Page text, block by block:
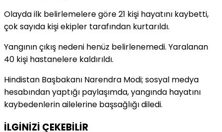
Olayda ilk belirlemelere göre 21 kişi hayatını kaybetti,
çok sayıda kişi ekipler tarafından kurtarıldı.
Yangının çıkış nedeni henüz belirlenemedi. Yaralanan
40 kişi hastanelere kaldırıldı.
Hindistan Başbakanı Narendra Modi; sosyal medya
hesabından yaptığı paylaşımda, yangında hayatını
kaybedenlerin ailelerine başsağlığı diledi.
İLGİNİZİ ÇEKEBİLİR